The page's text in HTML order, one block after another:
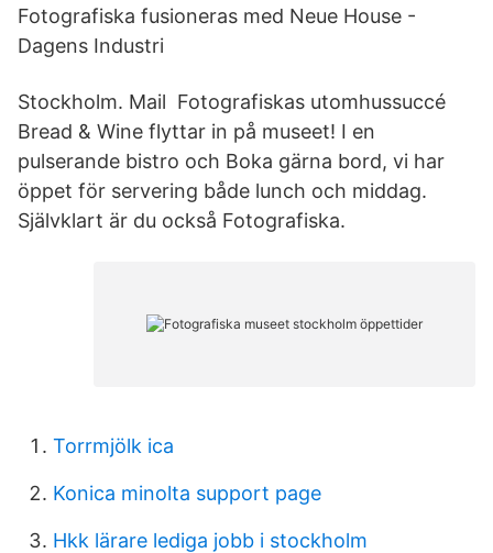
Fotografiska fusioneras med Neue House -
Dagens Industri
Stockholm. Mail Fotografiskas utomhussuccé
Bread & Wine flyttar in på museet! I en
pulserande bistro och Boka gärna bord, vi har
öppet för servering både lunch och middag.
Självklart är du också Fotografiska.
Torrmjölk ica
Konica minolta support page
Hkk lärare lediga jobb i stockholm